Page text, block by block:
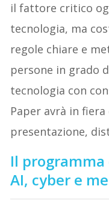
il fattore critico
tecnologia, ma
regole chiare e
persone in grado
tecnologia con
Paper avrà in
presentazione,
Il
AI, cyber e